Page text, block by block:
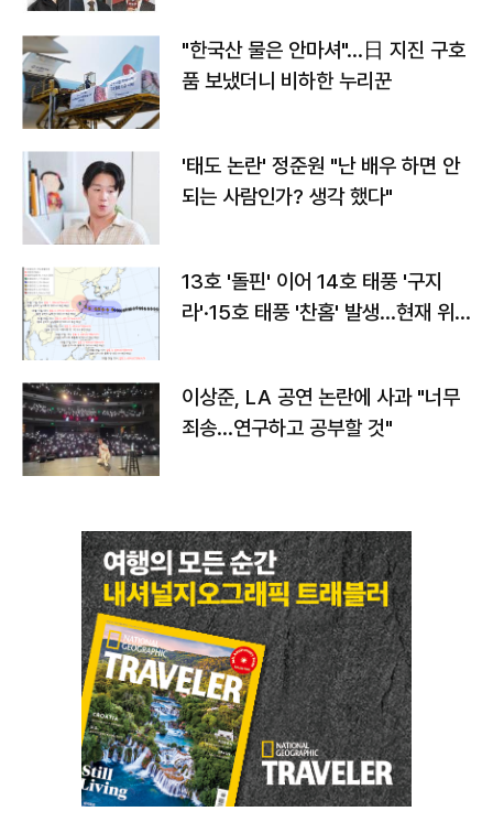
"한국산 물은 안마셔"…日 지진 구호
품 보냈더니 비하한 누리꾼
'태도 논란' 정준원 "난 배우 하면 안
되는 사람인가? 생각 했다"
13호 '돌핀' 이어 14호 태풍 '구지
라'·15호 태풍 '찬홈' 발생…현재 위
이상준, LA 공연 논란에 사과 "너무
죄송…연구하고 공부할 것"